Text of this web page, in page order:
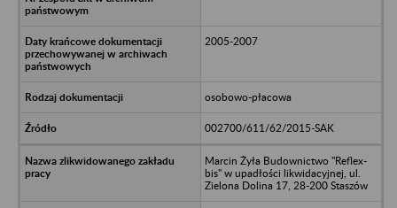
2005-2007
osobowo-płacowa
002700/611/62/2015-SAK
Marcin Żyła Budownictwo "Reflex-
bis" w upadłości likwidacyjnej, ul.
Zielona Dolina 17, 28-200 Staszów